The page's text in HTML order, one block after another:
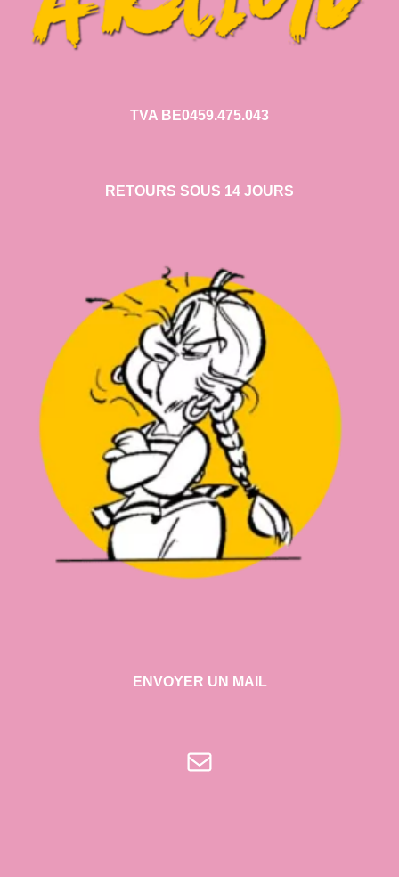
TVA BE0459.475.043
RETOURS SOUS 14 JOURS
ENVOYER UN MAIL
E-mail